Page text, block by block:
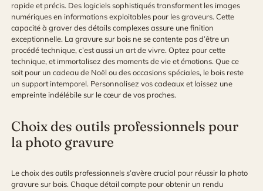
rapide et précis. Des logiciels sophistiqués transforment les images
numériques en informations exploitables pour les graveurs. Cette
capacité à graver des détails complexes assure une finition
exceptionnelle. La gravure sur bois ne se contente pas d’être un
procédé technique, c’est aussi un art de vivre. Optez pour cette
technique, et immortalisez des moments de vie et émotions. Que ce
soit pour un cadeau de Noël ou des occasions spéciales, le bois reste
un support intemporel. Personnalisez vos cadeaux et laissez une
empreinte indélébile sur le cœur de vos proches.
Choix des outils professionnels pour
la photo gravure
Le choix des outils professionnels s’avère crucial pour réussir la photo
gravure sur bois. Chaque détail compte pour obtenir un rendu